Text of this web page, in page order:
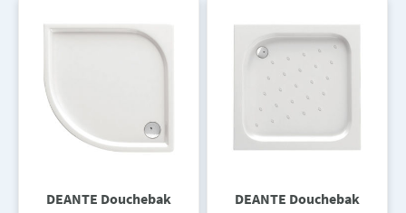
DEANTE Douchebak DEANTE Douchebak